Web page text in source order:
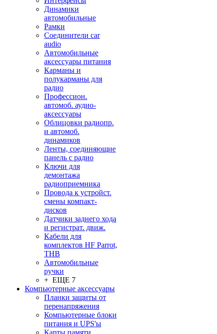
Динамики
автомобильные
Рамки
Соединители car
audio
Автомобильные
аксессуары питания
Карманы и
полукарманы для
радио
Профессион.
автомоб. аудио-
аксессуары
Облицовки радиопр.
и автомоб.
динамиков
Ленты, соединяющие
панель с радио
Ключи для
демонтажа
радиоприемника
Провода к устройст.
смены компакт-
дисков
Датчики заднего хода
и регистрат. движ.
Кабели для
комплектов HF Parrot,
THB
Автомобильные
ручки
+ ЕЩЕ 7
Компьютерные аксессуары
Планки защиты от
перенапряжения
Компьютерные блоки
питания и UPS'ы
Карты памяти